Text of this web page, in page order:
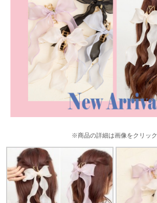
※商品の詳細は画像をクリック